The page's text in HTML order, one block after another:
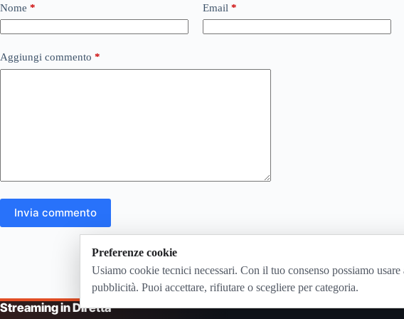
Nome * Email *
Aggiungi commento *
Invia commento
Streaming in Diretta
Preferenze cookie
Usiamo cookie tecnici necessari. Con il tuo consenso possiamo
pubblicità. Puoi accettare, rifiutare o scegliere per categoria.